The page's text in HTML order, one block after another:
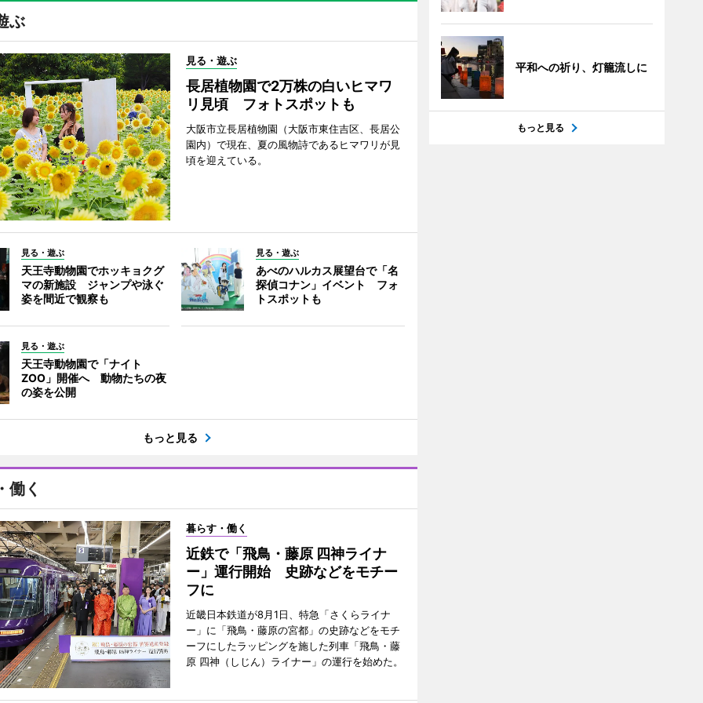
ぶ
見る・遊ぶ
長居植物園で2万株の白いヒマワ
リ見頃 フォトスポットも
大阪市立長居植物園（大阪市東住吉区、長居公
園内）で現在、夏の風物詩であるヒマワリが見
頃を迎えている。
見る・遊ぶ
天王寺動物園でホッキョクグ
マの新施設 ジャンプや泳ぐ
姿を間近で観察も
見る・遊ぶ
あべのハルカス展望台で「名
探偵コナン」イベント フォ
トスポットも
見る・遊ぶ
天王寺動物園で「ナイト
ZOO」開催へ 動物たちの夜
の姿を公開
もっと見る
働く
暮らす・働く
近鉄で「飛鳥・藤原 四神ライナ
ー」運行開始 史跡などをモチー
フに
近畿日本鉄道が8月1日、特急「さくらライナ
ー」に「飛鳥・藤原の宮都」の史跡などをモチ
ーフにしたラッピングを施した列車「飛鳥・藤
原 四神（しじん）ライナー」の運行を始めた。
平和への祈り、灯籠流しに
もっと見る